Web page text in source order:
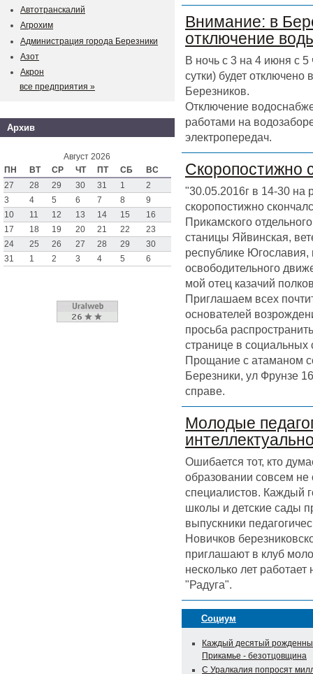
Внимание: в
отключение
В ночь с 3 на 4 июня с 5
сутки) будет
Березников.
Отключение
работами на
электропередач.
Скоропостижно
"30.05.2016г в 14-30 на
скоропостижно
Прикамского
станицы Яйвинская,
республике
освободительного
мой отец казачий
Приглашаем всех
основателей
просьба
странице в
Прощание с атаманом
Березники, ул Фрунзе
справе.
Молодые
Ошибается тот, кто
образовании совсем
специалистов. Каждый
школы и детские сады
выпускники
Новичков
приглашают в клуб
несколько лет
"Радуга".
Социум
Каждый десятый
Прикамье - безотцовщина
С Уралкалия попросят
Автотранскалий
Агрохим
Администрация города Березники
Азот
Акрон
все предприятия »
Архив
Август 2026
ПН
ВТ СР ЧТ ПТ СБ
ВС
27
28 29 30 31 1
2
3
4 5 6 7 8
9
10
11 12 13 14 15
16
17
18 19 20 21 22
23
24
25 26 27 28 29
30
31
1 2 3 4 5 6